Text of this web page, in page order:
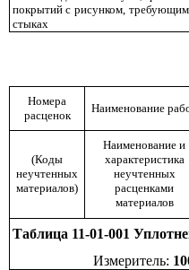
покрытий с рисунком,
стыках
Номера
расценок
Наименование
(Коды
неучтенных
материалов)
Наименование и
характеристика
неучтенных
расценками
материалов
Таблица 11-01-001
Измеритель: